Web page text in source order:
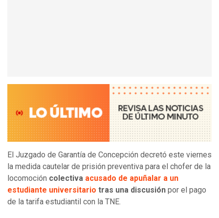
El Juzgado de Garantía de Concepción decretó este viernes
la medida cautelar de prisión preventiva para el chofer de la
locomoción colectiva acusado de apuñalar a un
estudiante universitario tras una discusión por el pago
de la tarifa estudiantil con la TNE.